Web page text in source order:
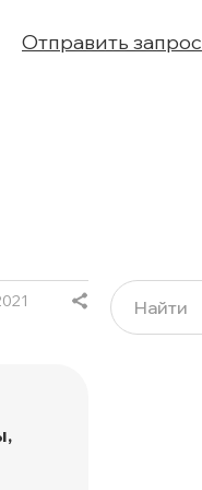
Отправить запрос